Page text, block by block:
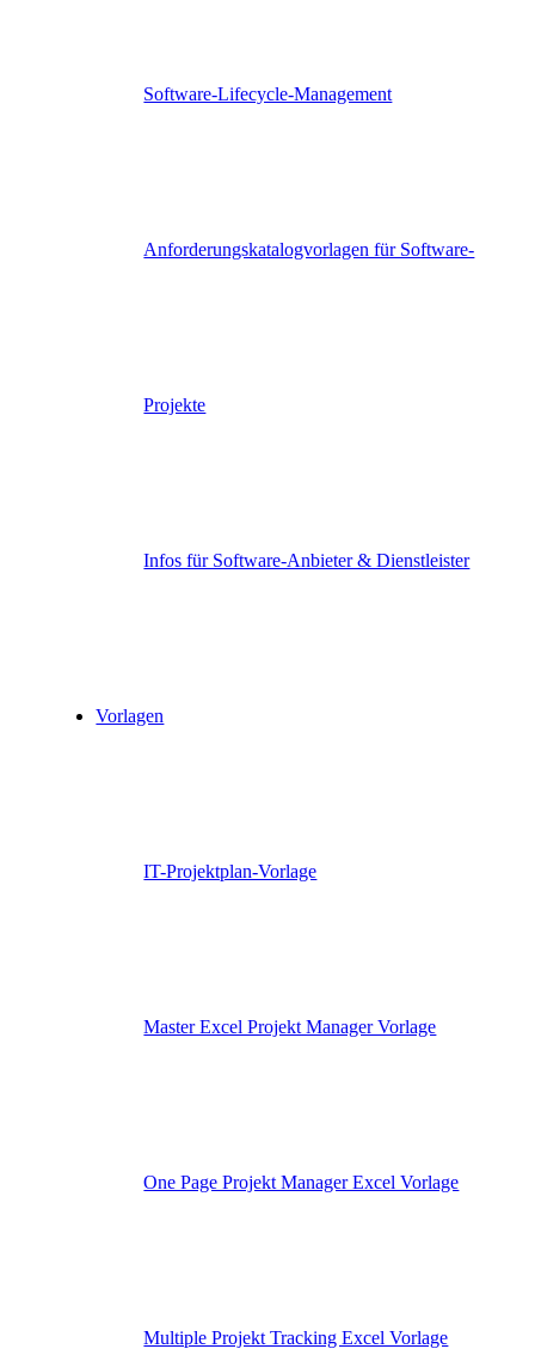
Software-Lifecycle-Management
Anforderungskatalogvorlagen für Software-
Projekte
Infos für Software-Anbieter & Dienstleister
Vorlagen
IT-Projektplan-Vorlage
Master Excel Projekt Manager Vorlage
One Page Projekt Manager Excel Vorlage
Multiple Projekt Tracking Excel Vorlage